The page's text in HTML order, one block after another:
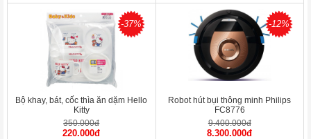
-37%
Bộ khay, bát, cốc thìa ăn dặm Hello
Kitty
350.000đ
220.000đ
-12%
Robot hút bụi thông minh Philips
FC8776
9.400.000đ
8.300.000đ